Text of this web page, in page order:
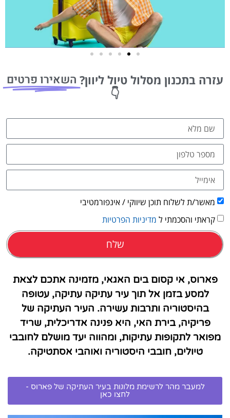
מציאת
לחצו
עזרה בתכנון מסלול טיול ליוון? השאירו פרטים
👇
מאשר/ת לשלוח תוכן שיווקי / אינפורמטיבי
קראתי והסכמתי ל מדיניות הפרטיות
שלח
פארוס, אי קסום בים האגאי, מזמינה אתכם לצאת
למסע בזמן אל תוך עיר עתיקה עתיקה, עטופה
בהיסטוריה ותרבות עשירה. העיר העתיקה של
פריקיה, בירת האי, היא פנינה אדריכלית, שריד
מפואר לתקופות עתיקות, ומהווה יעד מושלם לחובבי
טיולים, חובבי היסטוריה ואוהבי אסתטיקה.
למעבר מהר לרשימת מלונות בעיר העתיקה של פארוס -
לחצו כאן